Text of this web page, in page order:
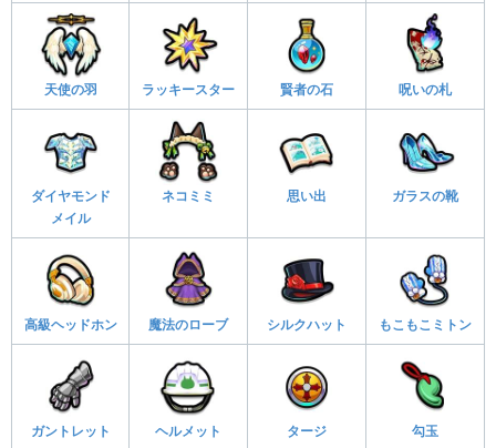
天使の羽 ラッキースター 賢者の石 呪いの札
ダイヤモンド
メイル
ネコミミ 思い出 ガラスの靴
高級ヘッドホン 魔法のローブ シルクハット もこもこミトン
ガントレット ヘルメット タージ 勾玉